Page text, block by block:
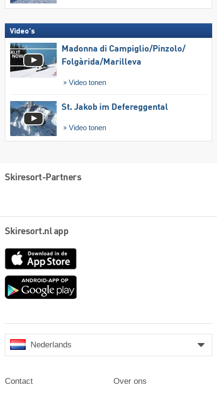
Video's
Madonna di Campiglio/​Pinzolo/​
Folgàrida/​Marilleva
Video tonen
St. Jakob im Defereggental
Video tonen
Skiresort-Partners
Skiresort.nl app
App
Google
Nederlands
Contact Over ons